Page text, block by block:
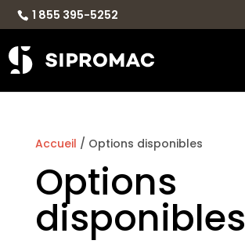
1 855 395-5252
Accueil / Options disponibles
Options
disponibles